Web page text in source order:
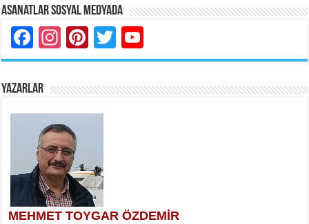
Asanatlar Sosyal Medyada
Facebook
Instagram
Pinterest
Twitter
YAZARLAR
MEHMET TOYGAR ÖZDEMİR